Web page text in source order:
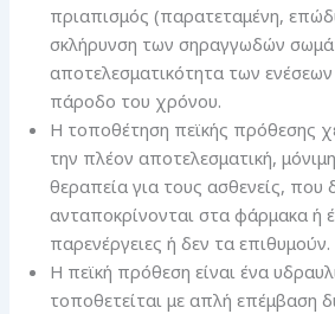
πριαπισμός (παρατεταμένη,
σκλήρυνση των σηραγγωδών
αποτελεσματικότητα των ενέσεων
πάροδο του χρόνου.
Η τοποθέτηση πεϊκής πρόθεσης
την πλέον αποτελεσματική,
θεραπεία για τους ασθενείς, που
ανταποκρίνονται στα φάρμακα ή
παρενέργειες ή δεν τα επιθυμούν.
Η πεϊκή πρόθεση είναι ένα
τοποθετείται με απλή επέμβαση